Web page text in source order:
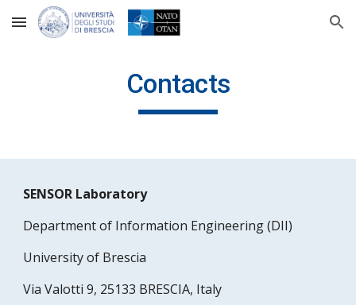
Skip to main content Skip to navigation
Contacts
SENSOR Laboratory
Department of Information Engineering (DII)
University of Brescia
Via Valotti 9, 25133 BRESCIA, Italy